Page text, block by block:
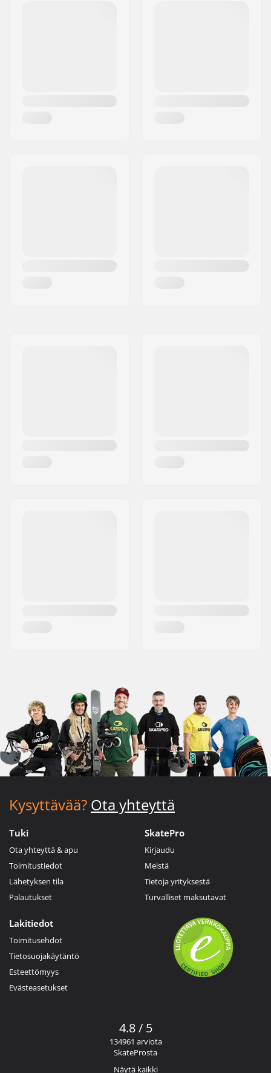
Kysyttävää? Ota yhteyttä
Tuki
Ota yhteyttä & apu
Toimitustiedot
Lähetyksen tila
Palautukset
SkatePro
Kirjaudu
Meistä
Tietoja yrityksestä
Turvalliset maksutavat
Lakitiedot
Toimitusehdot
Tietosuojakäytäntö
Esteettömyys
Evästeasetukset
4.8 / 5
134961 arviota
SkateProsta
Näytä kaikki